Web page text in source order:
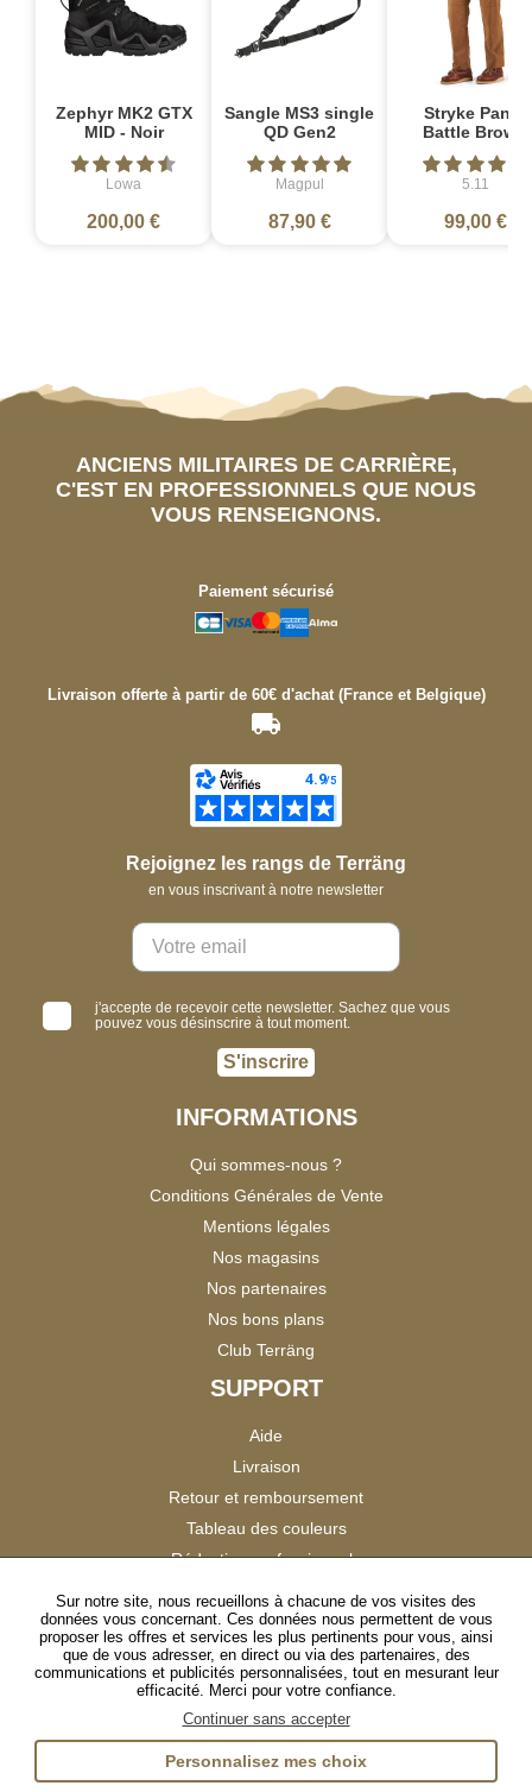
Zephyr MK2 GTX
MID - Noir
Lowa
200,00 €
Sangle MS3 single
QD Gen2
Magpul
87,90 €
Stryke Pant -
Battle Brown
5.11
99,00 €
ANCIENS MILITAIRES DE CARRIÈRE,
C'EST EN PROFESSIONNELS QUE NOUS
VOUS RENSEIGNONS.
Paiement sécurisé
Livraison offerte à partir de 60€ d'achat (France et Belgique)
Rejoignez les rangs de Terräng
en vous inscrivant à notre newsletter
j'accepte de recevoir cette newsletter. Sachez que vous
pouvez vous désinscrire à tout moment.
S'inscrire
INFORMATIONS
Qui sommes-nous ?
Conditions Générales de Vente
Mentions légales
Nos magasins
Nos partenaires
Nos bons plans
Club Terräng
SUPPORT
Aide
Livraison
Retour et remboursement
Tableau des couleurs
Réduction professionnels
Satisfaction Clients
SUIVEZ-NOUS
InstagramTikTokFacebookYouTubeLinkedIn
Sur notre site, nous recueillons à chacune de vos visites des
données vous concernant. Ces données nous permettent de vous
proposer les offres et services les plus pertinents pour vous, ainsi
que de vous adresser, en direct ou via des partenaires, des
communications et publicités personnalisées, tout en mesurant leur
efficacité. Merci pour votre confiance.
Continuer sans accepter
Personnalisez mes choix